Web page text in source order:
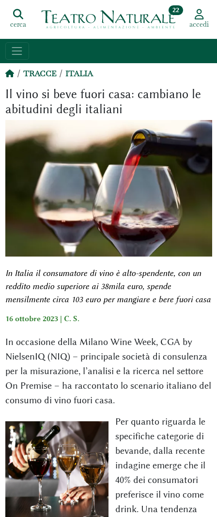
cerca
22
accedi
TRACCE ITALIA
Il vino si beve fuori casa: cambiano le
abitudini degli italiani
In Italia il consumatore di vino è alto-spendente, con un
reddito medio superiore ai 38mila euro, spende
mensilmente circa 103 euro per mangiare e bere fuori casa
16 ottobre 2023 | C. S.
In occasione della Milano Wine Week, CGA by
NielsenIQ (NIQ) – principale società di consulenza
per la misurazione, l’analisi e la ricerca nel settore
On Premise – ha raccontato lo scenario italiano del
consumo di vino fuori casa.
Per quanto riguarda le
specifiche categorie di
bevande, dalla recente
indagine emerge che il
40% dei consumatori
preferisce il vino come
drink. Una tendenza